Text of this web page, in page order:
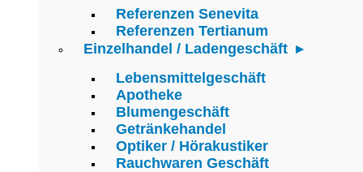
Referenzen Senevita
Referenzen Tertianum
Einzelhandel / Ladengeschäft
Lebensmittelgeschäft
Apotheke
Blumengeschäft
Getränkehandel
Optiker / Hörakustiker
Rauchwaren Geschäft